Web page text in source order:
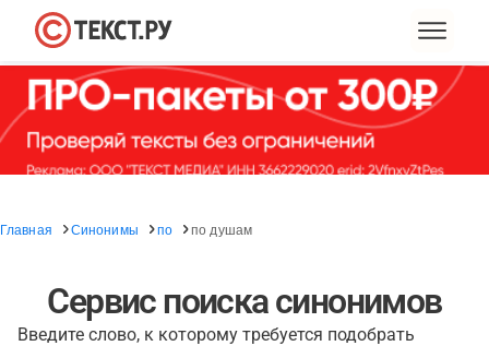
Главная Синонимы по по душам
Сервис поиска синонимов
Введите слово, к которому требуется подобрать